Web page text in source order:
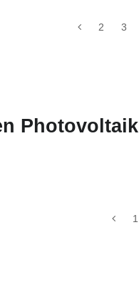
2 3
Photovoltaik
1